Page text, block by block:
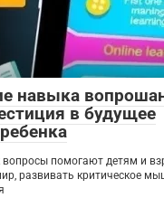
навыка
в будущее
вопросы помогают детям и
развивать критическое